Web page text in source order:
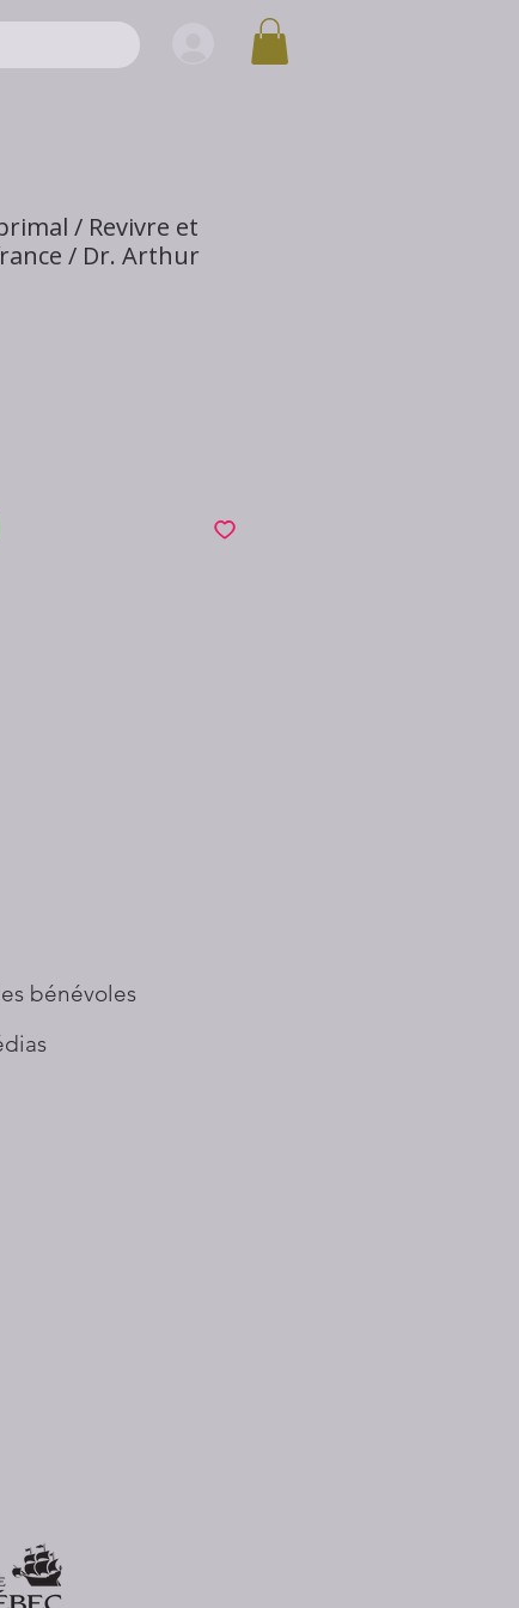
/ Revivre et
/ Dr. Arthur
bénévoles